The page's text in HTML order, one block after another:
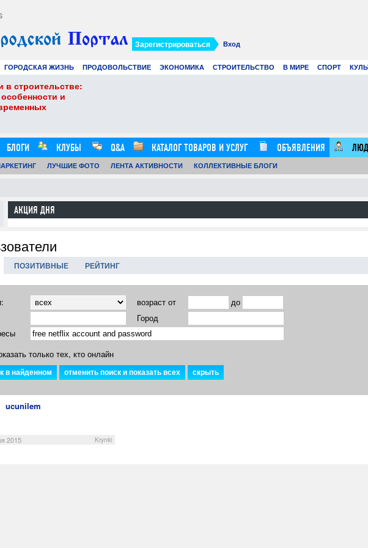
Вход
Зарегистрироваться
ГОРОДСКАЯ ЖИЗНЬ ПРОДОВОЛЬСТВИЕ ЭКОНОМИКА СТРОИТЕЛЬСТВО В МИРЕ СПОРТ
в строительстве:
и
БЛОГИ КЛУБЫ Q&A КАТАЛОГ ТОВАРОВ И УСЛУГ ОБЪЯВЛЕНИЯ
ЛУЧШИЕ ФОТО ЛЕНТА АКТИВНОСТИ КОЛЛЕКТИВНЫЕ БЛОГИ
АКЦИЯ ДНЯ
ПОЗИТИВНЫЕ РЕЙТИНГ
возраст от
до
Город
только тех, кто онлайн
ucunilem
Krynki
2015